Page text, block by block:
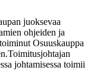
juoksevaa
ohjeiden ja
Osuuskauppa
Toimitusjohtajan
johtamisessa toimii